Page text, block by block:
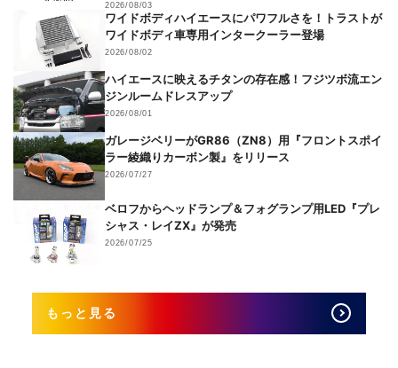
2026/08/03
ワイドボディハイエースにパワフルさを！トラストが
ワイドボディ車専用インタークーラー登場
2026/08/02
ハイエースに映えるチタンの存在感！フジツボ流エン
ジンルームドレスアップ
2026/08/01
ガレージベリーがGR86（ZN8）用『フロントスポイ
ラー綾織りカーボン製』をリリース
2026/07/27
ベロフからヘッドランプ＆フォグランプ用LED『プレ
シャス・レイZX』が発売
2026/07/25
もっと見る